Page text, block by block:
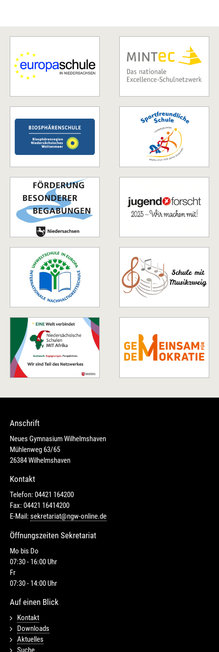
Anschrift
Neues Gymnasium Wilhelmshaven
Mühlenweg 63/65
26384 Wilhelmshaven
Kontakt
Telefon: 04421 164200
Fax: 04421 16414200
E-Mail: sekretariat@ngw-online.de
Öffnungszeiten Sekretariat
Mo bis Do
07:30 - 16:00 Uhr
Fr
07:30 - 14:00 Uhr
Auf einen Blick
Kontakt
Downloads
Aktuelles